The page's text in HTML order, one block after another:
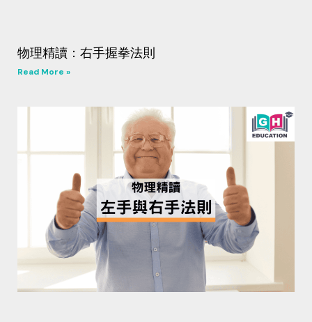
物理精讀：右手握拳法則
Read More »